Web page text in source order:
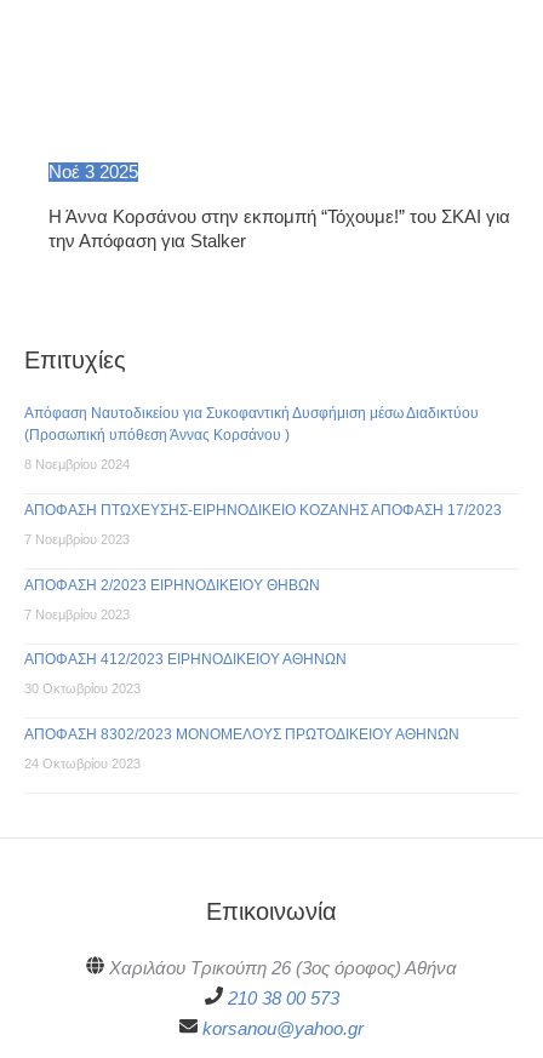
Νοέ 3 2025
Η Άννα Κορσάνου στην εκπομπή “Τόχουμε!” του ΣΚΑΙ για
την Απόφαση για Stalker
Επιτυχίες
Απόφαση Ναυτοδικείου για Συκοφαντική Δυσφήμιση μέσω Διαδικτύου
(Προσωπική υπόθεση Άννας Κορσάνου )
8 Νοεμβρίου 2024
ΑΠΟΦΑΣΗ ΠΤΩΧΕΥΣΗΣ-ΕΙΡΗΝΟΔΙΚΕΙΟ ΚΟΖΑΝΗΣ ΑΠΟΦΑΣΗ 17/2023
7 Νοεμβρίου 2023
ΑΠΟΦΑΣΗ 2/2023 ΕΙΡΗΝΟΔΙΚΕΙΟΥ ΘΗΒΩΝ
7 Νοεμβρίου 2023
ΑΠΟΦΑΣΗ 412/2023 ΕΙΡΗΝΟΔΙΚΕΙΟΥ ΑΘΗΝΩΝ
30 Οκτωβρίου 2023
ΑΠΟΦΑΣΗ 8302/2023 ΜΟΝΟΜΕΛΟΥΣ ΠΡΩΤΟΔΙΚΕΙΟΥ ΑΘΗΝΩΝ
24 Οκτωβρίου 2023
Επικοινωνία
Χαριλάου Τρικούπη 26 (3ος όροφος) Αθήνα
210 38 00 573
korsanou@yahoo.gr